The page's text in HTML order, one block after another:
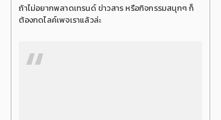
ถ้าไม่อยากพลาดเทรนด์ ข่าวสาร หรือกิจกรรมสนุกๆ ก็
ต้องกดไลค์เพจเราแล้วล่ะ